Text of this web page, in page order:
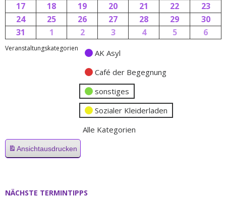
17
18 19 20 21 22
23
24
25 26 27 28 29
30
31
1 2 3 4 5 6
Veranstaltungskategorien
AK Asyl
Café der Begegnung
sonstiges
Sozialer Kleiderladen
Alle Kategorien
Ansichtausdrucken
NÄCHSTE TERMINTIPPS